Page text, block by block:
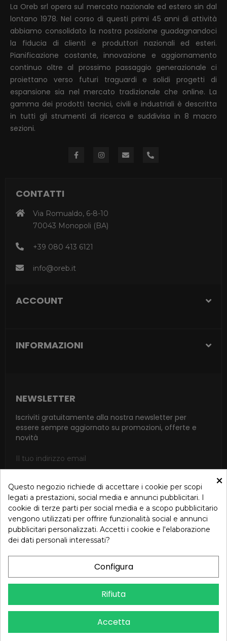
La Oreb srl opera sul mercato nazionale ed estero sin dal
lontano 1978. Nel corso di questi primi 45 anni di attività
abbiamo consolidato la nostra posizione guadagnandoci
la fiducia di clienti e produttori nazionali ed esteri.
Pianificazione costante, innovazione e aggiornamento
continuo oltre al prossimo passaggio generazionale ci
proiettano verso futuri traguardi e solidi progetti di
espansione sia nel mercato tradizionale che online. La
gamma dei prodotti tecnici, civili e industriali è descritta
in tutti gli strumenti di ricerca e suddivisa in 8 macro
sezioni.
CONTATTI
Via Romualdo, 6-8-10
70043 Monopoli (BA)
+39 080 413 6121
info@oreb.it
ACCOUNT
INFORMAZIONI
NEWSLETTER
Iscriviti gratuitamente alla nostra newsletter per
essere sempre aggiornato su promozioni, offerte e
novità
ISCRIVITI
Accetto le condizioni generali e la politica di riservatezza in
base alla Privacy Policy
Dichiarazione di Accessibilità – Oreb.com
Copyright © 2024 OREB S.R.L. - P.Iva 00937560720 - Tutti i diritti
riservati - Dev.
×
Questo negozio richiede di accettare i cookie per scopi
legati a prestazioni, social media e annunci pubblicitari. I
cookie di terze parti per social media e a scopo pubblicitario
vengono utilizzati per offrire funzionalità social e annunci
pubblicitari personalizzati. Accetti i cookie e l'elaborazione
dei dati personali interessati?
Configura
Rifiuta
Accetta